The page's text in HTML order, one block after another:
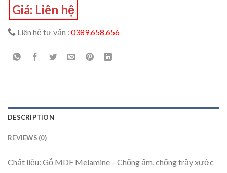
Giá: Liên hệ
Liên hệ tư vấn : 0389.658.656
DESCRIPTION
REVIEWS (0)
Chất liệu: Gỗ MDF Melamine – Chống ẩm, chống trầy xước